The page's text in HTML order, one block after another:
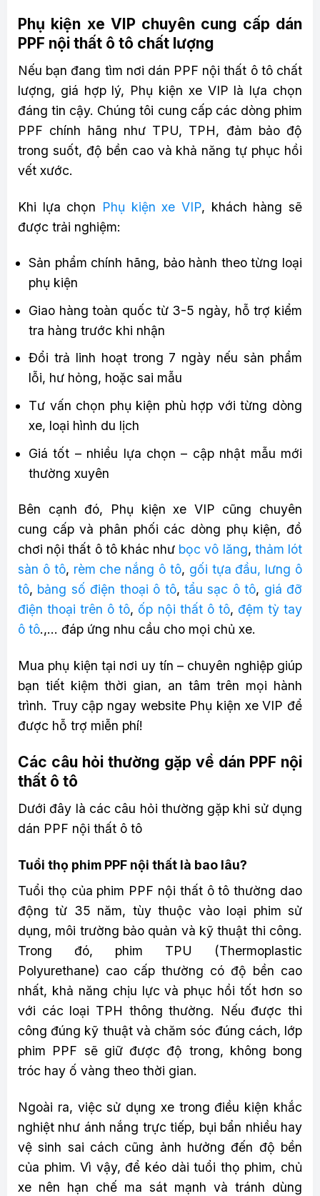
Phụ kiện xe VIP chuyên cung cấp dán
PPF nội thất ô tô chất lượng
Nếu bạn đang tìm nơi dán PPF nội thất ô tô chất
lượng, giá hợp lý, Phụ kiện xe VIP là lựa chọn
đáng tin cậy. Chúng tôi cung cấp các dòng phim
PPF chính hãng như TPU, TPH, đảm bảo độ
trong suốt, độ bền cao và khả năng tự phục hồi
vết xước.
Khi lựa chọn Phụ kiện xe VIP, khách hàng sẽ
được trải nghiệm:
Sản phẩm chính hãng, bảo hành theo từng loại
phụ kiện
Giao hàng toàn quốc từ 3-5 ngày, hỗ trợ kiểm
tra hàng trước khi nhận
Đổi trả linh hoạt trong 7 ngày nếu sản phẩm
lỗi, hư hỏng, hoặc sai mẫu
Tư vấn chọn phụ kiện phù hợp với từng dòng
xe, loại hình du lịch
Giá tốt – nhiều lựa chọn – cập nhật mẫu mới
thường xuyên
Bên cạnh đó, Phụ kiện xe VIP cũng chuyên
cung cấp và phân phối các dòng phụ kiện, đồ
chơi nội thất ô tô khác như bọc vô lăng, thảm lót
sàn ô tô, rèm che nắng ô tô, gối tựa đầu, lưng ô
tô, bảng số điện thoại ô tô, tẩu sạc ô tô, giá đỡ
điện thoại trên ô tô, ốp nội thất ô tô, đệm tỳ tay
ô tô.,… đáp ứng nhu cầu cho mọi chủ xe.
Mua phụ kiện tại nơi uy tín – chuyên nghiệp giúp
bạn tiết kiệm thời gian, an tâm trên mọi hành
trình. Truy cập ngay website Phụ kiện xe VIP để
được hỗ trợ miễn phí!
Các câu hỏi thường gặp về dán PPF nội
thất ô tô
Dưới đây là các câu hỏi thường gặp khi sử dụng
dán PPF nội thất ô tô
Tuổi thọ phim PPF nội thất là bao lâu?
Tuổi thọ của phim PPF nội thất ô tô thường dao
động từ 35 năm, tùy thuộc vào loại phim sử
dụng, môi trường bảo quản và kỹ thuật thi công.
Trong đó, phim TPU (Thermoplastic
Polyurethane) cao cấp thường có độ bền cao
nhất, khả năng chịu lực và phục hồi tốt hơn so
với các loại TPH thông thường. Nếu được thi
công đúng kỹ thuật và chăm sóc đúng cách, lớp
phim PPF sẽ giữ được độ trong, không bong
tróc hay ố vàng theo thời gian.
Ngoài ra, việc sử dụng xe trong điều kiện khắc
nghiệt như ánh nắng trực tiếp, bụi bẩn nhiều hay
vệ sinh sai cách cũng ảnh hưởng đến độ bền
của phim. Vì vậy, để kéo dài tuổi thọ phim, chủ
xe nên hạn chế ma sát mạnh và tránh dùng